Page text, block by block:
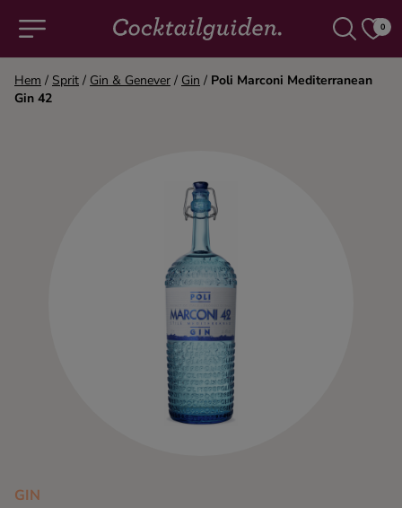
0
COCKTAILS & DRINKAR
Hem / Sprit / Gin & Genever / Gin / Poli Marconi Mediterranean
Gin 42
GIN